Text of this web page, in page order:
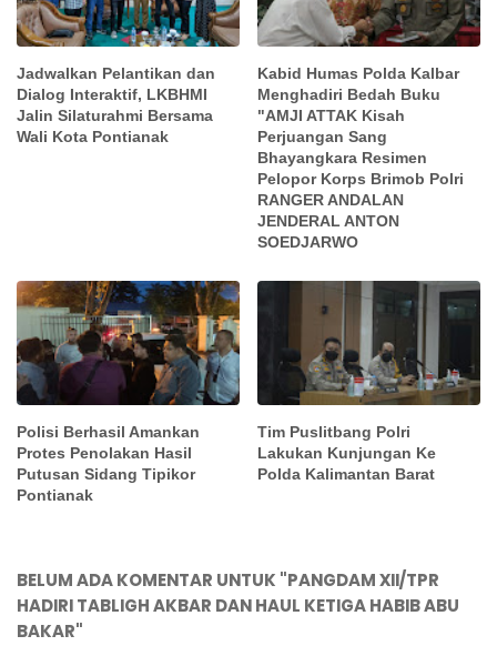
Jadwalkan Pelantikan dan
Dialog Interaktif, LKBHMI
Jalin Silaturahmi Bersama
Wali Kota Pontianak
Kabid Humas Polda Kalbar
Menghadiri Bedah Buku
"AMJI ATTAK Kisah
Perjuangan Sang
Bhayangkara Resimen
Pelopor Korps Brimob Polri
RANGER ANDALAN
JENDERAL ANTON
SOEDJARWO
Polisi Berhasil Amankan
Protes Penolakan Hasil
Putusan Sidang Tipikor
Pontianak
Tim Puslitbang Polri
Lakukan Kunjungan Ke
Polda Kalimantan Barat
BELUM ADA KOMENTAR UNTUK "PANGDAM XII/TPR
HADIRI TABLIGH AKBAR DAN HAUL KETIGA HABIB ABU
BAKAR"